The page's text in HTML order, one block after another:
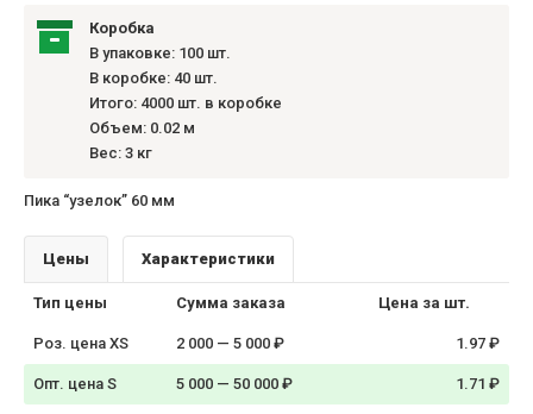
Коробка
В упаковке: 100 шт.
В коробке: 40 шт.
Итого: 4000 шт. в коробке
Объем: 0.02 м
Вес: 3 кг
Пика “узелок” 60 мм
Цены Характеристики
Тип цены Сумма заказа Цена за шт.
Роз. цена XS 2 000 — 5 000 ₽ 1.97 ₽
Опт. цена S 5 000 — 50 000 ₽ 1.71 ₽